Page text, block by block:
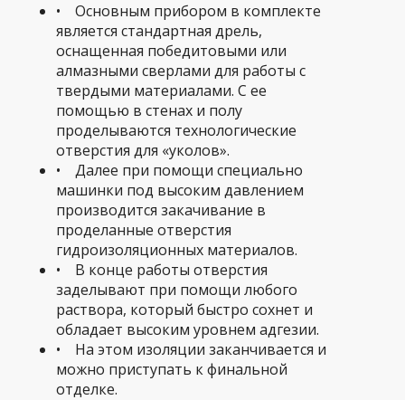
• Основным прибором в комплекте
является стандартная дрель,
оснащенная победитовыми или
алмазными сверлами для работы с
твердыми материалами. С ее
помощью в стенах и полу
проделываются технологические
отверстия для «уколов».
• Далее при помощи специально
машинки под высоким давлением
производится закачивание в
проделанные отверстия
гидроизоляционных материалов.
• В конце работы отверстия
заделывают при помощи любого
раствора, который быстро сохнет и
обладает высоким уровнем адгезии.
• На этом изоляции заканчивается и
можно приступать к финальной
отделке.